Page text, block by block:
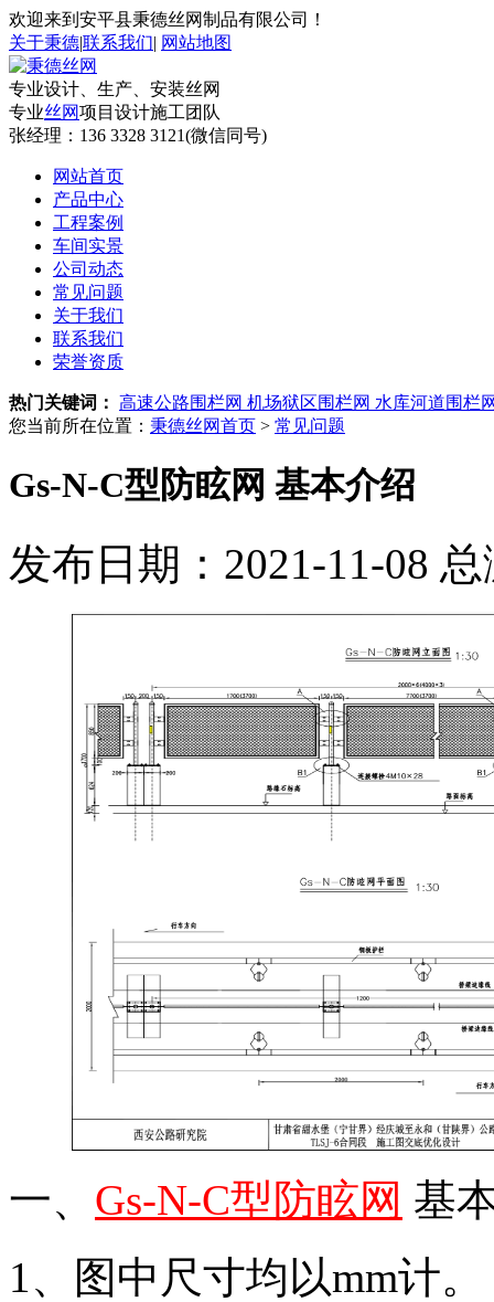
欢迎来到安平县秉德丝网制品有限公司！
关于秉德|联系我们| 网站地图
专业设计、生产、安装丝网
专业丝网项目设计施工团队
张经理： 136 3328 3121(微信同号)
网站首页
产品中心
工程案例
车间实景
公司动态
常见问题
关于我们
联系我们
荣誉资质
热门关键词： 高速公路围栏网 机场狱区围栏网 水库河道围栏
您当前所在位置： 秉德丝网首页 > 常见问题
Gs-N-C型防眩网 基本介绍
发布日期：2021-11-08
一、 Gs-N-C型防眩网 基
1、图中尺寸均以mm计。